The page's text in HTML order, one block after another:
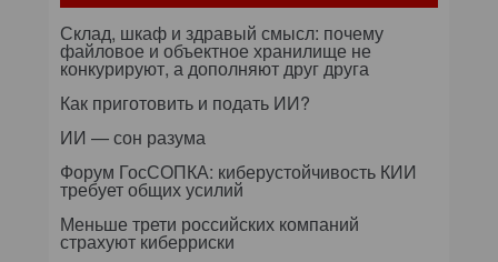
Склад, шкаф и здравый смысл: почему
файловое и объектное хранилище не
конкурируют, а дополняют друг друга
Как приготовить и подать ИИ?
ИИ — сон разума
Форум ГосСОПКА: киберустойчивость КИИ
требует общих усилий
Меньше трети российских компаний
страхуют киберриски